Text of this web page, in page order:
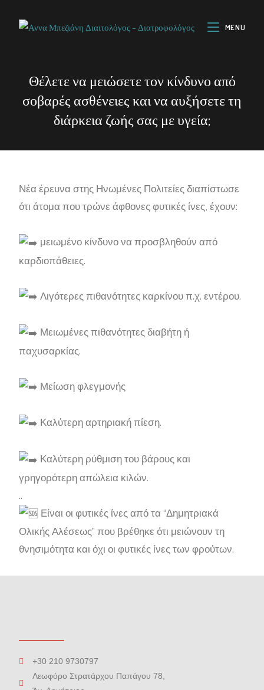
MENU
Θέλετε να μειώσετε τον κίνδυνο από
σοβαρές ασθένειες και να αυξήσετε τη
διάρκεια ζωής σας με υγεία;
Νέα έρευνα στης Ηνωμένες Πολιτείες διαπίστωσε
ότι άτομα που τρώνε άφθονες φυτικές ίνες, έχουν:
μειωμένο κίνδυνο να προσβληθούν από
καρδιοπάθειες.
Λιγότερες πιθανότητες καρκίνου π.χ. εντέρου.
Μειωμένες πιθανότητες διαβήτη ή
παχυσαρκίας.
Μείωση φλεγμονής
Καλύτερη αρτηριακή πίεση.
Καλύτερη ρύθμιση του βάρους και
γρηγορότερη απώλεια κιλών.
..
Είναι οι φυτικές ίνες από τα “Δημητριακά
Ολικής Αλέσεως” που βρέθηκε ότι μειώνουν τη
θνησιμότητα και όχι οι φυτικές ίνες των φρούτων.
+30 210 9730797
Λεωφόρο Στρατάρχου Παπάγου 78,